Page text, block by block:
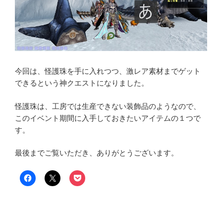
今回は、怪護珠を手に入れつつ、激レア素材までゲット
できるという神クエストになりました。
怪護珠は、工房では生産できない装飾品のようなので、
このイベント期間に入手しておきたいアイテムの１つで
す。
最後までご覧いただき、ありがとうございます。